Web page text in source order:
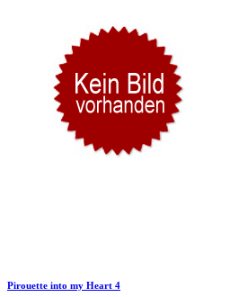
Pirouette into my Heart 4